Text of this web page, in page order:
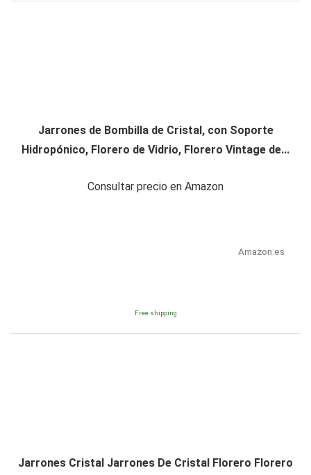
Jarrones de Bombilla de Cristal, con Soporte
Hidropónico, Florero de Vidrio, Florero Vintage de...
Consultar precio en Amazon
Amazon.es
Free shipping
Jarrones Cristal Jarrones De Cristal Florero Florero